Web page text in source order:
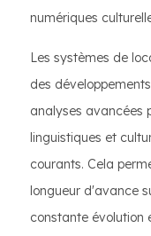
numériques
Les systèmes de
des
analyses avancées
linguistiques et
courants. Cela
longueur d'avance
constante évolution